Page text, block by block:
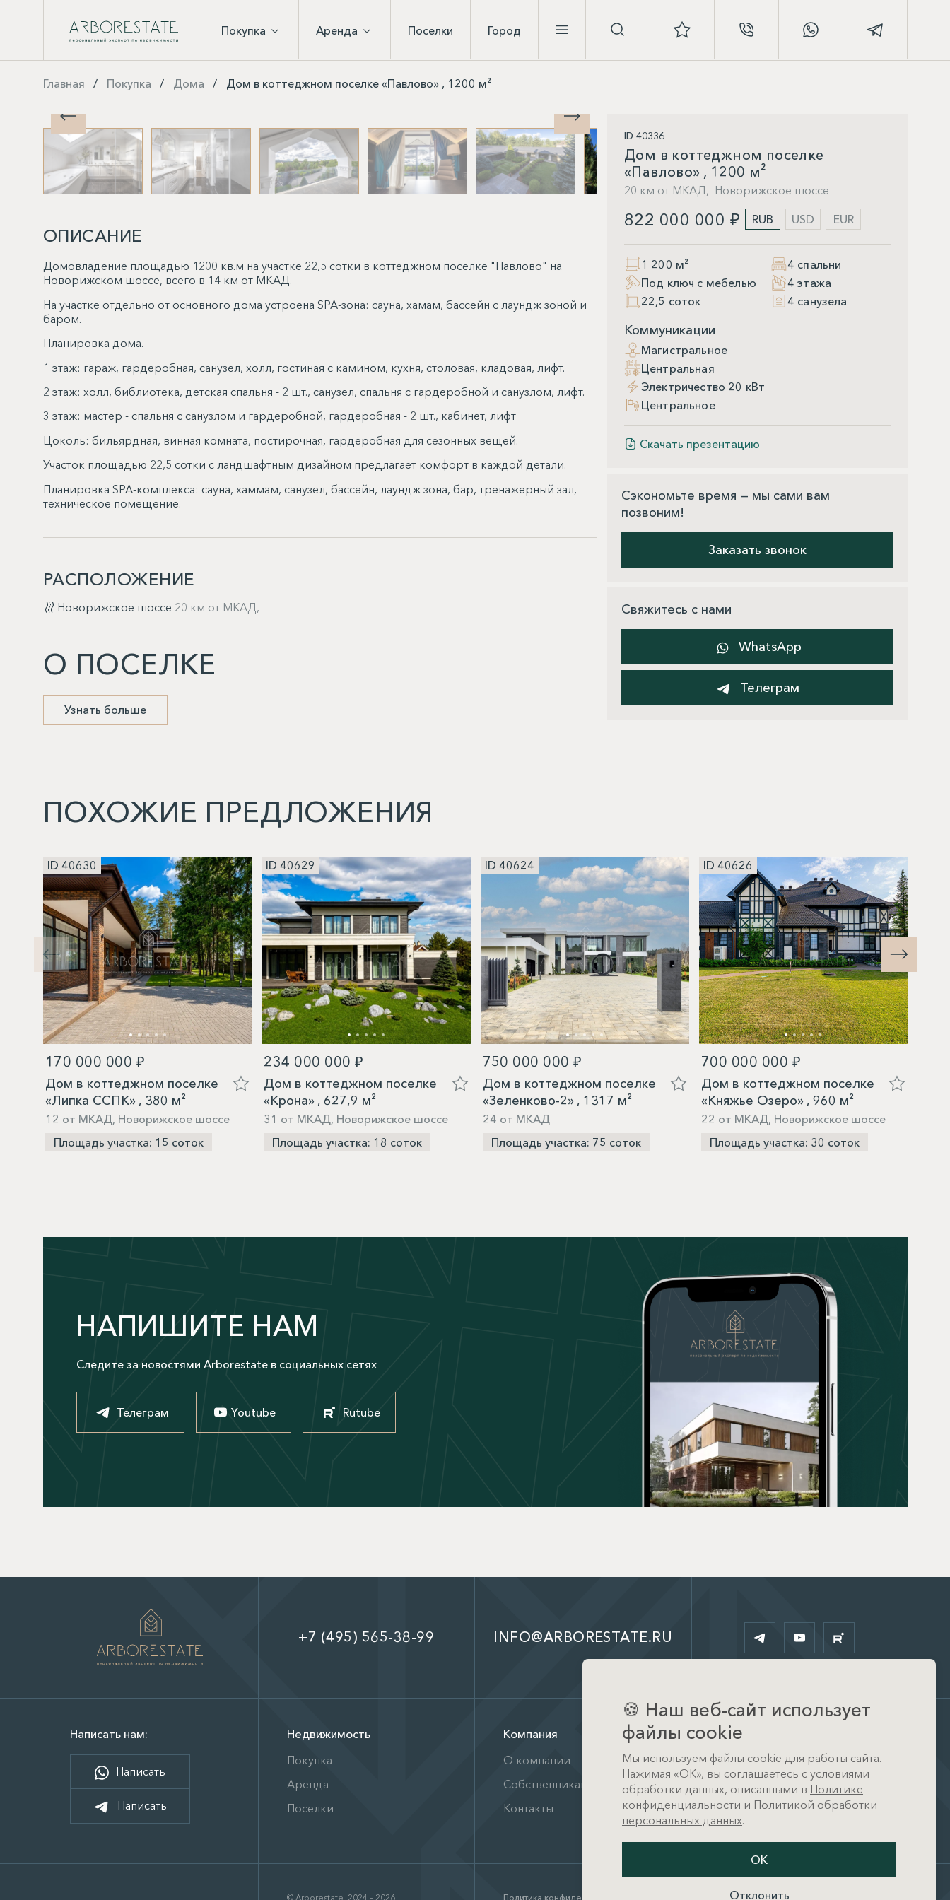
Покупка Аренда Поселки Город
Главная Покупка Дома Дом в коттеджном поселке «Павлово» , 1200 м²
ID 40336
Дом в коттеджном поселке
«Павлово» , 1200 м²
20 км от МКАД, Новорижское шоссе
822 000 000 ₽ RUB USD EUR
1 200 м²
Под ключ с мебелью
22,5 соток
4 спальни
4 этажа
4 санузела
Коммуникации
Магистральное
Центральная
Электричество 20 кВт
Центральное
Скачать презентацию
Сэкономьте время — мы сами вам
позвоним!
Заказать звонок
Свяжитесь с нами
WhatsApp
Телеграм
ОПИСАНИЕ
Домовладение площадью 1200 кв.м на участке 22,5 сотки в коттеджном поселке "Павлово" на
Новорижском шоссе, всего в 14 км от МКАД.
На участке отдельно от основного дома устроена SPA-зона: сауна, хамам, бассейн с лаундж зоной и
баром.
Планировка дома.
1 этаж: гараж, гардеробная, санузел, холл, гостиная с камином, кухня, столовая, кладовая, лифт.
2 этаж: холл, библиотека, детская спальня - 2 шт., санузел, спальня с гардеробной и санузлом, лифт.
3 этаж: мастер - спальня с санузлом и гардеробной, гардеробная - 2 шт., кабинет, лифт
Цоколь: бильярдная, винная комната, постирочная, гардеробная для сезонных вещей.
Участок площадью 22,5 сотки с ландшафтным дизайном предлагает комфорт в каждой детали.
Планировка SPA-комплекса: сауна, хаммам, санузел, бассейн, лаундж зона, бар, тренажерный зал,
техническое помещение.
РАСПОЛОЖЕНИЕ
Новорижское шоссе 20 км от МКАД,
О ПОСЕЛКЕ
Узнать больше
ПОХОЖИЕ ПРЕДЛОЖЕНИЯ
ID 40630
170 000 000 ₽
Дом в коттеджном поселке
«Липка ССПК» , 380 м²
12 от МКАД, Новорижское шоссе
Площадь участка: 15 соток
ID 40629
234 000 000 ₽
Дом в коттеджном поселке
«Крона» , 627,9 м²
31 от МКАД, Новорижское шоссе
Площадь участка: 18 соток
ID 40624
750 000 000 ₽
Дом в коттеджном поселке
«Зеленково-2» , 1317 м²
24 от МКАД
Площадь участка: 75 соток
ID 40626
700 000 000 ₽
Дом в коттеджном поселке
«Княжье Озеро» , 960 м²
22 от МКАД, Новорижское шоссе
Площадь участка: 30 соток
НАПИШИТЕ НАМ
Следите за новостями Arborestate в социальных сетях
Телеграм Youtube Rutube
+7 (495) 565-38-99 INFO@ARBORESTATE.RU
Написать нам:
Написать
Написать
Недвижимость
Покупка
Аренда
Поселки
Компания
О компании
Собственникам
Контакты
Офис
д. Тимошкино, ул.
Архитектора Райта, д. 1 (КП
Кристал Истра)
© Arborestate, 2024 – 2026 Политика конфиденциальности
🍪 Наш веб-сайт использует
файлы cookie
Мы используем файлы cookie для работы сайта.
Нажимая «ОК», вы соглашаетесь с условиями
обработки данных, описанными в Политике
конфиденциальности и Политикой обработки
персональных данных.
ОК
Отклонить